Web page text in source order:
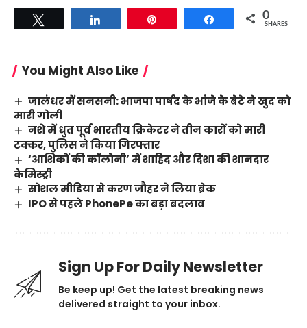
Share 0
SHARES
You Might Also Like
जालंधर में सनसनी: भाजपा पार्षद के भांजे के बेटे ने खुद को
मारी गोली
नशे में धुत पूर्व भारतीय क्रिकेटर ने तीन कारों को मारी
टक्कर, पुलिस ने किया गिरफ्तार
‘आशिकों की कॉलोनी’ में शाहिद और दिशा की शानदार
केमिस्ट्री
सोशल मीडिया से करण जौहर ने लिया ब्रेक
IPO से पहले PhonePe का बड़ा बदलाव
Sign Up For Daily Newsletter
Be keep up! Get the latest breaking news
delivered straight to your inbox.